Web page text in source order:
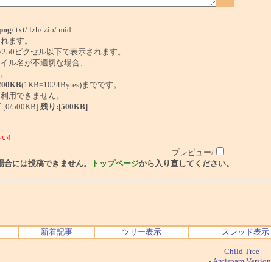
/.txt/.lzh/.zip/.mid
ます。
ピクセル以下で表示されます。
ル名が不適切な場合、
(1KB=1024Bytes)までです。
用できません。
500KB] 残り:[500KB]
い!
プレビュー/
には投稿できません。
トップページから入り直してください。
新着記事 ツリー表示 スレッド表示
- Child Tree -